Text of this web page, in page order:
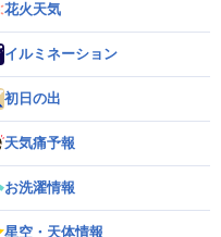
花火天気
イルミネーション
初日の出
天気痛予報
お洗濯情報
星空・天体情報